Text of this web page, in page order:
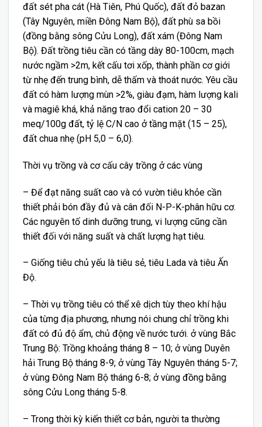
đất sét pha cát (Hà Tiên, Phú Quốc), đất đỏ bazan
(Tây Nguyên, miền Đông Nam Bộ), đất phù sa bồi
(đồng bằng sông Cửu Long), đất xám (Đông Nam
Bộ). Đất trồng tiêu cần có tầng dày 80-100cm, mạch
nước ngầm >2m, kết cấu tơi xốp, thành phần cơ giới
từ nhẹ đến trung bình, dễ thấm và thoát nước. Yêu cầu
đất có hàm lượng mùn >2%, giàu đạm, hàm lượng kali
và magiê khá, khả năng trao đổi cation 20 – 30
meq/100g đất, tỷ lệ C/N cao ở tầng mặt (15 – 25),
đất chua nhẹ (pH 5,0 – 6,0).
Thời vụ trồng và cơ cấu cây trồng ở các vùng
– Để đạt năng suất cao và có vườn tiêu khỏe cần
thiết phải bón đầy đủ và cân đối N-P-K-phân hữu cơ.
Các nguyên tố dinh dưỡng trung, vi lượng cũng cần
thiết đối với năng suất và chất lượng hạt tiêu.
– Giống tiêu chủ yếu là tiêu sẻ, tiêu Lada và tiêu Ấn
Độ.
– Thời vụ trồng tiêu có thể xê dịch tùy theo khí hậu
của từng địa phương, nhưng nói chung chỉ trồng khi
đất có đủ độ ẩm, chủ động về nước tưới. ở vùng Bắc
Trung Bộ: Trồng khoảng tháng 8 – 10; ở vùng Duyên
hải Trung Bộ tháng 8-9; ở vùng Tây Nguyên tháng 5-7;
ở vùng Đông Nam Bộ tháng 6-8; ở vùng đồng bằng
sông Cửu Long tháng 5-8.
– Trong thời kỳ kiến thiết cơ bản, người ta thường